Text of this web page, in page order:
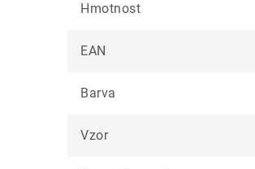
Hmotnost
EAN
Barva
Vzor